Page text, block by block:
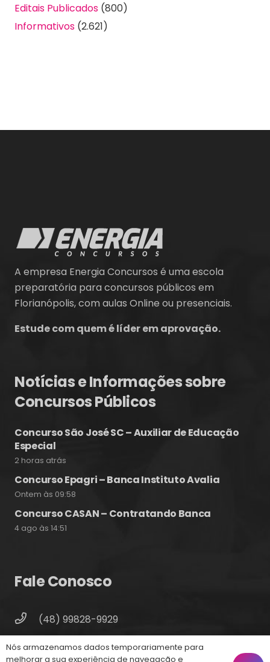
Editais Publicados (800)
Informativos (2.621)
A empresa Energia Concursos é uma escola
preparatória para concursos públicos em
Florianópolis, com aulas Online ou presenciais.
Estude com quem é líder em aprovação.
Notícias e Informações sobre
Concursos Públicos
Concurso São José SC – Auxiliar de Educação
Especial
2 horas atrás
Concurso Epagri – Banca Instituto Avalia
Ontem às 09:58
Concurso CASAN – Contratando Banca
4 ago às 14:51
Fale Conosco
(48) 99828-9929
Florianópolis – SC, 88010-420
Nós armazenamos dados temporariamente para
melhorar a sua experiência de navegação e